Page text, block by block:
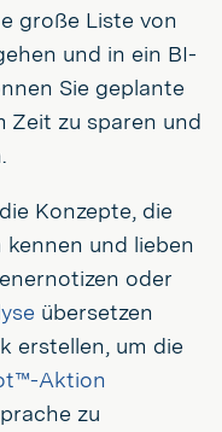
große Liste von
und in ein BI-
Sie geplante
Zeit zu sparen und
Konzepte, die
und lieben
oder
übersetzen
erstellen, um die
Aktion
zu